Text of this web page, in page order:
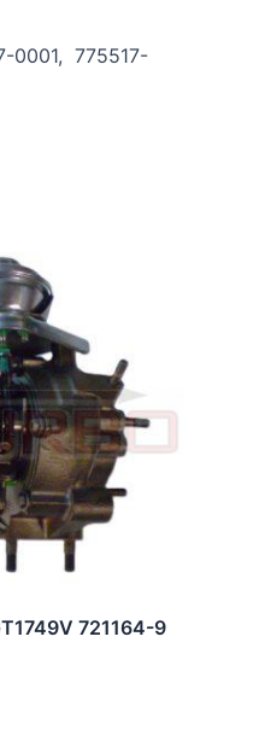
0001, 775517-
721164-9